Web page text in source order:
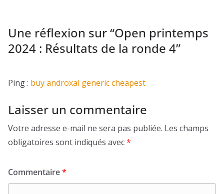
Une réflexion sur “Open printemps
2024 : Résultats de la ronde 4”
Ping : buy androxal generic cheapest
Laisser un commentaire
Votre adresse e-mail ne sera pas publiée. Les champs
obligatoires sont indiqués avec*
Commentaire*